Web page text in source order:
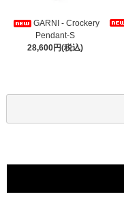
GARNI - Crockery
Pendant-S
28,600円(税込)